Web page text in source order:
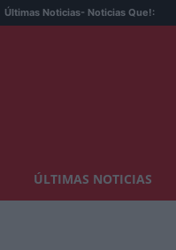
Últimas Noticias- Noticias Que!:
ÚLTIMAS NOTICIAS